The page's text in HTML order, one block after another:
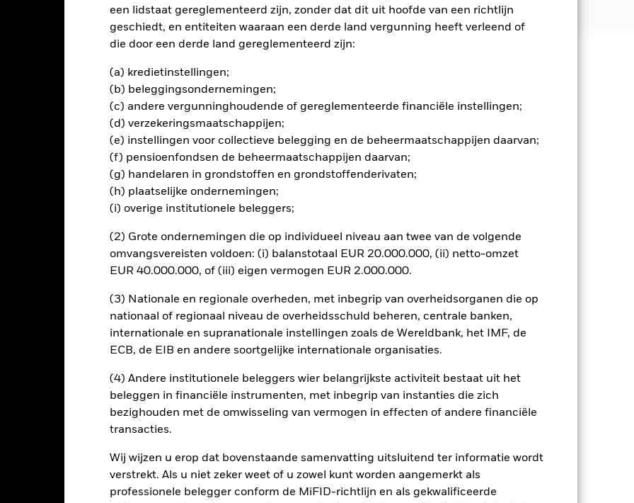
een lidstaat gereglementeerd zijn, zonder dat dit uit hoofde van een richtlijn
geschiedt, en entiteiten waaraan een derde land vergunning heeft verleend of
die door een derde land gereglementeerd zijn:
(a) kredietinstellingen;
(b) beleggingsondernemingen;
(c) andere vergunninghoudende of gereglementeerde financiële instellingen;
(d) verzekeringsmaatschappijen;
(e) instellingen voor collectieve belegging en de beheermaatschappijen daarvan;
(f) pensioenfondsen de beheermaatschappijen daarvan;
(g) handelaren in grondstoffen en grondstoffenderivaten;
(h) plaatselijke ondernemingen;
(i) overige institutionele beleggers;
(2) Grote ondernemingen die op individueel niveau aan twee van de volgende
omvangsvereisten voldoen: (i) balanstotaal EUR 20.000.000, (ii) netto-omzet
EUR 40.000.000, of (iii) eigen vermogen EUR 2.000.000.
(3) Nationale en regionale overheden, met inbegrip van overheidsorganen die op
nationaal of regionaal niveau de overheidsschuld beheren, centrale banken,
internationale en supranationale instellingen zoals de Wereldbank, het IMF, de
ECB, de EIB en andere soortgelijke internationale organisaties.
(4) Andere institutionele beleggers wier belangrijkste activiteit bestaat uit het
beleggen in financiële instrumenten, met inbegrip van instanties die zich
bezighouden met de omwisseling van vermogen in effecten of andere financiële
transacties.
Wij wijzen u erop dat bovenstaande samenvatting uitsluitend ter informatie wordt
verstrekt. Als u niet zeker weet of u zowel kunt worden aangemerkt als
professionele belegger conform de MiFID-richtlijn en als gekwalificeerde
De waarde en het rendement van beleggingen kunnen dalen en stijgen, en zijn niet
hun oorspronkelijke inleg.
onderzoek of beleggingsadvies en vormt ook geen aanbeveling, aanbieding of uitnodiging
om enige beleggingsstrategie te volgen. BlackRock heeft niet overwogen of een belegging past bij uw
te verzekeren dat u begrijpt of een financieel product geschikt is voor u, moet u de Essentiële
om te beleggen dient uitsluitend gebaseerd te zijn op de informatie in het prospectus, de
recente jaarverslag en de door een accountant goedgekeurde jaarrekening en het eventueel
goedgekeurde halfjaarverslag en de bijbehorende halfjaarrekening. Beleggers dienen kennis te
te winnen voordat u belegt.
zekere mate van risico. De waarde van uw belegging en de gegenereerde inkomsten kunnen als
fluctueren en het is niet zeker dat u uw oorspronkelijke inleg terugkrijgt. In het verleden behaalde
toekomstig rendement en dienen niet als enige criterium te worden genomen bij de selectie van een
van dit fonds gebruiken derivaten om valutarisico's af te dekken. Het gebruik van derivaten voor
besmettingsrisico (ook bekend als spill-over) voor andere aandelenklassen in het fonds betekenen.
waarborgt dat er geschikte procedures worden gebruikt om het besmettingsrisico voor andere
het uitklapvakje direct onder de naam van het fonds, kunt u een lijst van alle aandelenklassen in het
aandelenklassen met valutahedging op aanvraag verkrijgbaar bij de beheermaatschappij van het
uitleent om zijn kosten te reduceren, ontvangt het Fonds 62,5% van de hiermee verbonden inkomsten
aan BlackRock als effectenuitleenagent. Aangezien de verdeling van opbrengsten uit
Toon minder